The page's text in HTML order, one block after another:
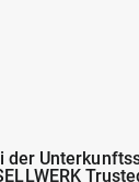
der